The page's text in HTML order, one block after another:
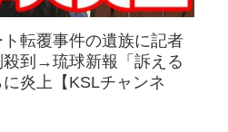
ト転覆事件の遺族に記者
到→琉球新報「訴える
炎上【KSLチャンネ